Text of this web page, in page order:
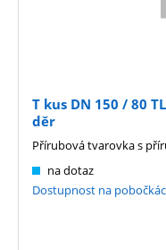
T kus DN 150 / 80
děr
na dotaz
Dostupnost na
Přírubová tvarovka s